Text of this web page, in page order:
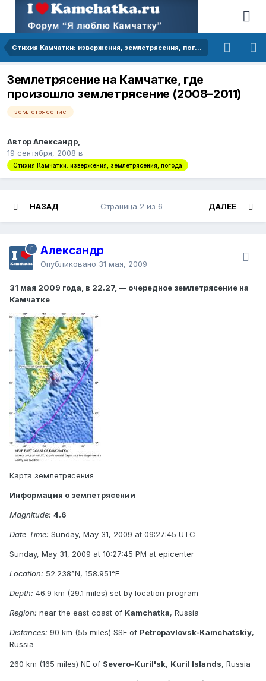
Стихия Камчатки: извержения, землетрясения, погода
Землетрясение на Камчатке, где
произошло землетрясение (2008–2011)
землетрясение
Автор Александр,
19 сентября, 2008 в
Стихия Камчатки: извержения, землетрясения, погода
НАЗАД ДАЛЕЕ
Страница 2 из 6
Александр
Опубликовано 31 мая, 2009
31 мая 2009 года, в 22.27, — очередное землетрясение на
Камчатке
Карта землетрясения
Информация о землетрясении
Magnitude: 4.6
Date-Time: Sunday, May 31, 2009 at 09:27:45 UTC
Sunday, May 31, 2009 at 10:27:45 PM at epicenter
Location: 52.238°N, 158.951°E
Depth: 46.9 km (29.1 miles) set by location program
Region: near the east coast of Kamchatka, Russia
Distances: 90 km (55 miles) SSE of Petropavlovsk-Kamchatskiy,
Russia
260 km (165 miles) NE of Severo-Kuril'sk, Kuril Islands, Russia